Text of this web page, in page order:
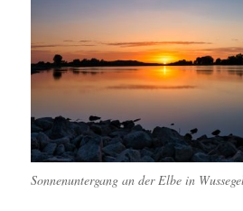
Sonnenuntergang an der Elbe in